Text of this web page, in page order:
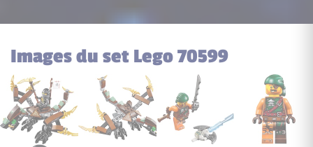
Images du set Lego 70599